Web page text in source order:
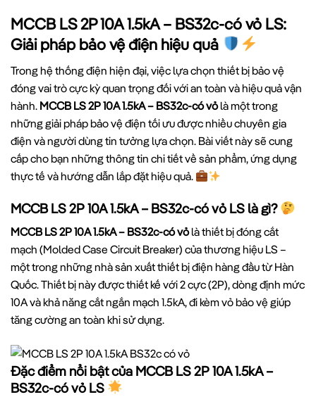
MCCB LS 2P 10A 1.5kA – BS32c-có vỏ LS:
Giải pháp bảo vệ điện hiệu quả
Trong hệ thống điện hiện đại, việc lựa chọn thiết bị bảo vệ
đóng vai trò cực kỳ quan trọng đối với an toàn và hiệu quả vận
hành. MCCB LS 2P 10A 1.5kA – BS32c-có vỏlà một trong
những giải pháp bảo vệ điện tối ưu được nhiều chuyên gia
điện và người dùng tin tưởng lựa chọn. Bài viết này sẽ cung
cấp cho bạn những thông tin chi tiết về sản phẩm, ứng dụng
thực tế và hướng dẫn lắp đặt hiệu quả.
MCCB LS 2P 10A 1.5kA – BS32c-có vỏ LS là gì?
MCCB LS 2P 10A 1.5kA – BS32c-có vỏlà thiết bị đóng cắt
mạch (Molded Case Circuit Breaker) của thương hiệu LS –
một trong những nhà sản xuất thiết bị điện hàng đầu từ Hàn
Quốc. Thiết bị này được thiết kế với 2 cực (2P), dòng định mức
10A và khả năng cắt ngắn mạch 1.5kA, đi kèm vỏ bảo vệ giúp
tăng cường an toàn khi sử dụng.
Đặc điểm nổi bật của MCCB LS 2P 10A 1.5kA –
BS32c-có vỏ LS